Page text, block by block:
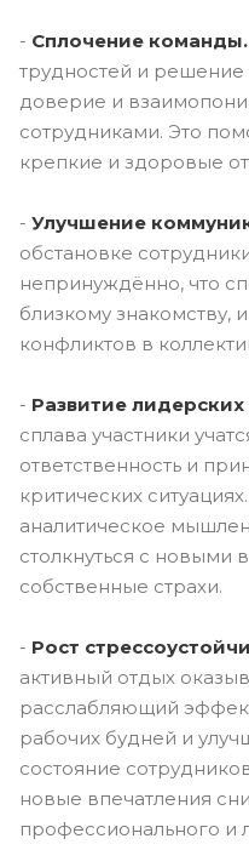
- Сплочение команды.
трудностей и решение
доверие и
сотрудниками. Это
крепкие и здоровые
- Улучшение
обстановке
непринуждённо, что
близкому знакомству,
конфликтов в
- Развитие лидерских
сплава участники
ответственность и
критических
аналитическое
столкнуться с новыми
собственные страхи.
- Рост
активный отдых
расслабляющий
рабочих будней и
состояние
новые впечатления
профессионального и